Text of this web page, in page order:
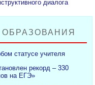
диалога
статусе учителя
рекорд – 330
на ЕГЭ»